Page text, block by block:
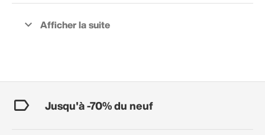
Jusqu'à -70% du neuf